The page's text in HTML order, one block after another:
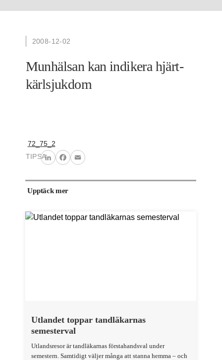
2008-12-02
Munhälsan kan indikera hjärt-
kärlsjukdom
72_75_2
TIPSA
LinkedInFacebook
Email
Upptäck mer
Utlandet toppar tandläkarnas
semesterval
Utlandsresor är tandläkarnas förstahandsval under
semestern. Samtidigt väljer många att stanna hemma – och